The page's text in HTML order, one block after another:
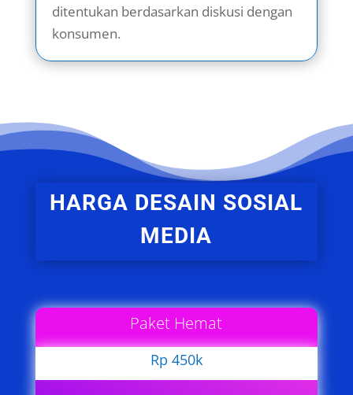
ditentukan berdasarkan diskusi dengan
konsumen.
HARGA DESAIN SOSIAL
MEDIA
Paket Hemat
Rp 450k